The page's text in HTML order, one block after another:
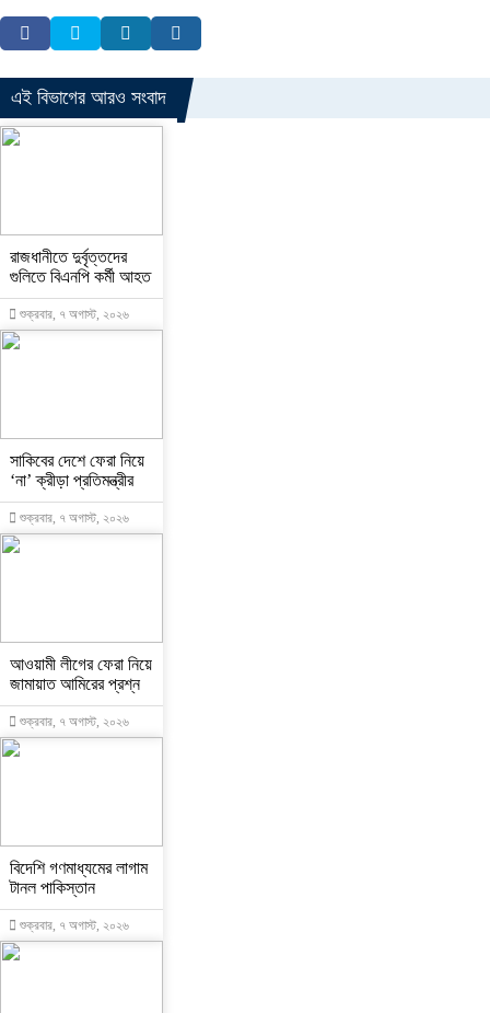
এই বিভাগের আরও সংবাদ
রাজধানীতে দুর্বৃত্তদের
গুলিতে বিএনপি কর্মী আহত
শুক্রবার, ৭ অগাস্ট, ২০২৬
সাকিবের দেশে ফেরা নিয়ে
‘না’ ক্রীড়া প্রতিমন্ত্রীর
শুক্রবার, ৭ অগাস্ট, ২০২৬
আওয়ামী লীগের ফেরা নিয়ে
জামায়াত আমিরের প্রশ্ন
শুক্রবার, ৭ অগাস্ট, ২০২৬
বিদেশি গণমাধ্যমের লাগাম
টানল পাকিস্তান
শুক্রবার, ৭ অগাস্ট, ২০২৬